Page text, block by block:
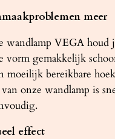
meer
wandlamp VEGA houd
vorm gemakkelijk
moeilijk bereikbare
onze wandlamp is
effect